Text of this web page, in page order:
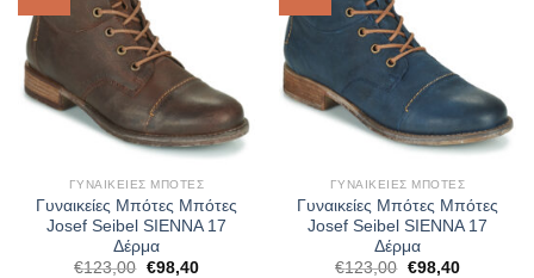
ΓΥΝΑΙΚΕΊΕΣ ΜΠΌΤΕΣ
Γυναικείες Μπότες Μπότες
Josef Seibel SIENNA 17
Δέρμα
€123,00 Original
€98,40Η
ΓΥΝΑΙΚΕΊΕΣ ΜΠΌΤΕΣ
Γυναικείες Μπότες Μπότες
Josef Seibel SIENNA 17
Δέρμα
€123,00 Original
€98,40Η